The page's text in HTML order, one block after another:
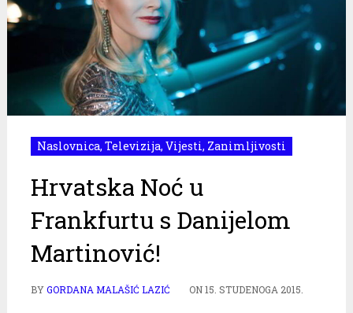
Naslovnica, Televizija, Vijesti, Zanimljivosti
Hrvatska Noć u
Frankfurtu s Danijelom
Martinović!
BYGORDANA MALAŠIĆ LAZIĆ ON15. STUDENOGA 2015.